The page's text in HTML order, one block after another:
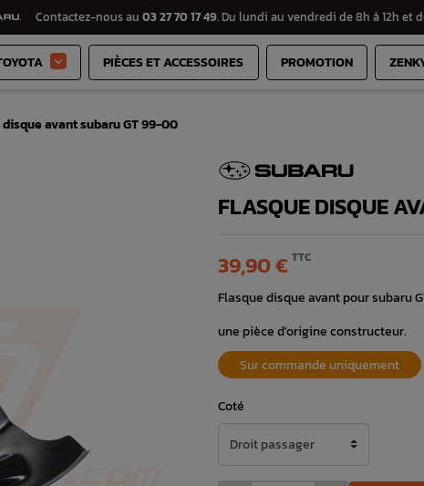
Contactez-nous au 03 27 70 17 49. Du lundi au vendredi de 8h à 12h et
 PIÈCES ET ACCESSOIRES PROMOTION
avant subaru GT 99-00
FLASQUE DISQUE
39,90 € TTC
Flasque disque avant pour subaru
une pièce d'origine constructeur.
Sur commande uniquement
Coté